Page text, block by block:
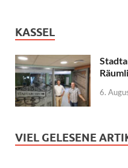
KASSEL
6.
VIEL GELESENE